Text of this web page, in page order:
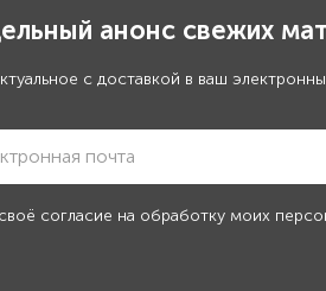
анонс свежих
с доставкой в ваш
согласие на обработку моих